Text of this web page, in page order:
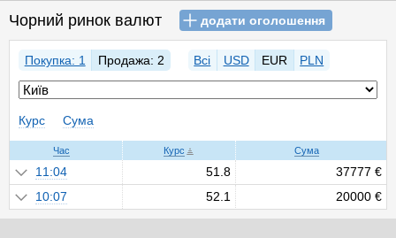
Чорний ринок валют додати оголошення
Покупка: 1 Продажа: 2 Всі USD EUR PLN
Курс Сума
Час Курс Сума
11:04 51.8
37777 €
10:07
52.1 20000 €